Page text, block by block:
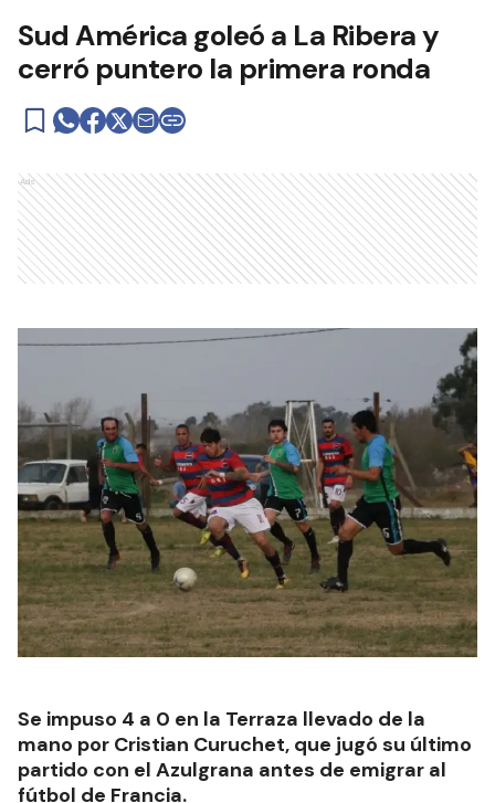
Sud América goleó a La Ribera y
cerró puntero la primera ronda
Ads
Se impuso 4 a 0 en la Terraza llevado de la
mano por Cristian Curuchet, que jugó su último
partido con el Azulgrana antes de emigrar al
fútbol de Francia.